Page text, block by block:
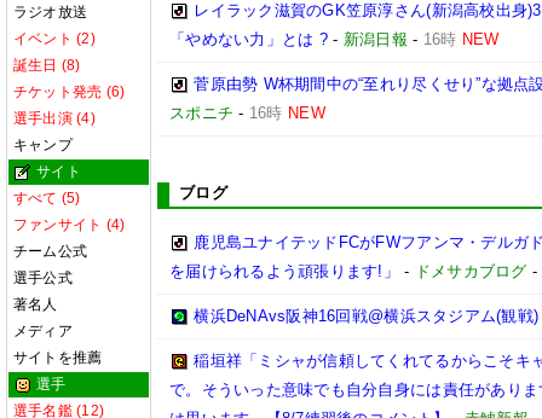
ラジオ放送
イベント (2)
誕生日 (8)
チケット発売 (6)
選手出演 (4)
キャンプ
サイト
すべて (5)
ファンサイト (4)
チーム公式
選手公式
著名人
メディア
サイトを推薦
選手
選手名鑑 (12)
レイラック滋賀のGK笠原淳さん(新潟高校出身
「やめない力」とは ?- 新潟日報 - 16時 NEW
菅原由勢 W杯期間中の“至れり尽くせり”な拠
スポニチ - 16時 NEW
ブログ
鹿児島ユナイテッドFCがFWフアンマ・デルガ
を届けられるよう頑張ります!」
- ドメサカブログ -
横浜DeNAvs阪神16回戦@横浜スタジアム(観戦)
稲垣祥「ミシャが信頼してくれてるからこそキ
で。そういった意味でも自分自身には責任があり